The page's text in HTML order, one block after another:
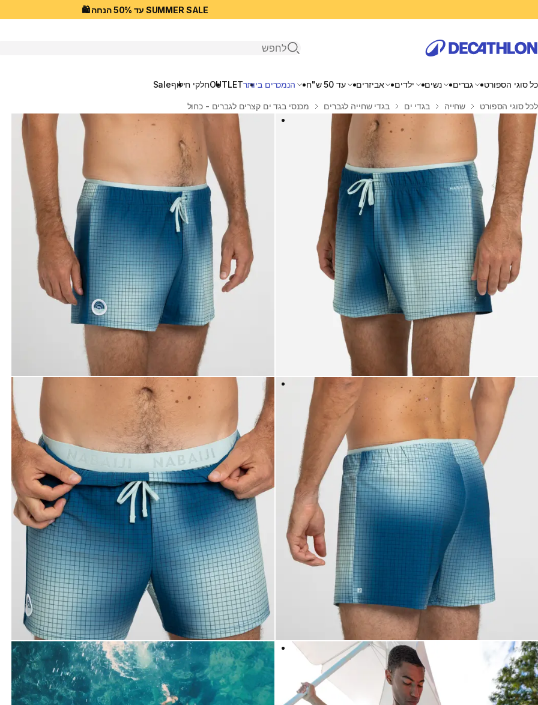
SUMMER SALE עד 50% הנחה 🛍️
פתיחת חיפוש
כל סוגי הספורט גברים נשים ילדים אביזרים עד 50 ש"ח הנמכרים ביותרOUTLETחלקי חילוףSale
בית
לכל סוגי הספורט שחייה בגדי ים בגדי שחייה לגברים מכנסי בגד ים קצרים לגברים - כחול